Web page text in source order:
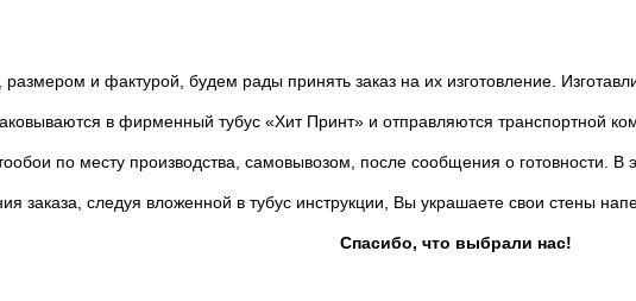
и фактурой, будем рады принять заказ на их изготовление.
в фирменный тубус «Хит Принт» и отправляются транспортной
по месту производства, самовывозом, после сообщения о готовности.
заказа, следуя вложенной в тубус инструкции, Вы украшаете свои стены
Спасибо, что выбрали нас!